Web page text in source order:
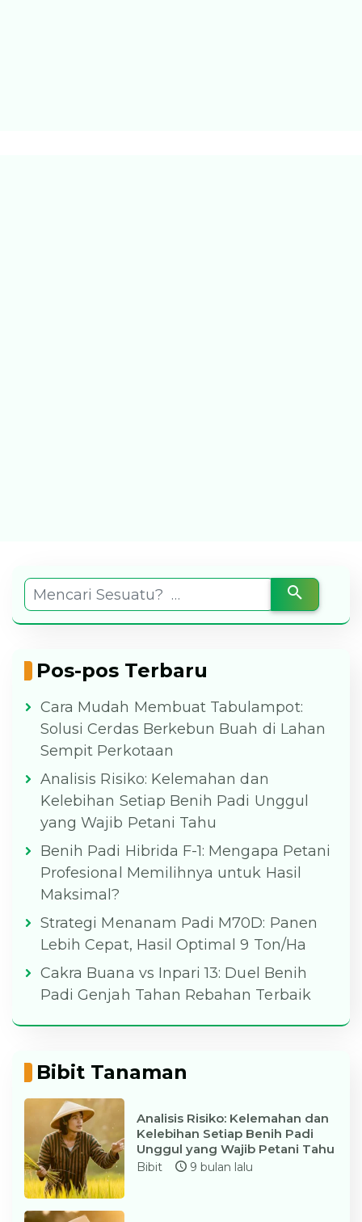
Pos-pos Terbaru
Cara Mudah Membuat Tabulampot:
Solusi Cerdas Berkebun Buah di Lahan
Sempit Perkotaan
Analisis Risiko: Kelemahan dan
Kelebihan Setiap Benih Padi Unggul
yang Wajib Petani Tahu
Benih Padi Hibrida F-1: Mengapa Petani
Profesional Memilihnya untuk Hasil
Maksimal?
Strategi Menanam Padi M70D: Panen
Lebih Cepat, Hasil Optimal 9 Ton/Ha
Cakra Buana vs Inpari 13: Duel Benih
Padi Genjah Tahan Rebahan Terbaik
Bibit Tanaman
Analisis Risiko: Kelemahan dan
Kelebihan Setiap Benih Padi
Unggul yang Wajib Petani Tahu
Bibit 9 bulan lalu